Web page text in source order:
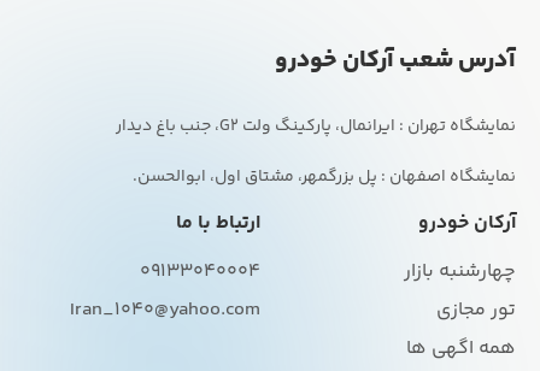
آدرس شعب آرکان خودرو
نمایشگاه اصفهان : پل بزرگمهر، مشتاق اول، ابوالحسن.
آرکان خودرو
چهارشنبه بازار
تور مجازی
همه اگهی ها
ارتباط با ما
09133040004
Iran_1040@yahoo.com